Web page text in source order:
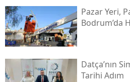
Pazar Yeri,
Bodrum’da
Datça’nın
Tarihi Adım